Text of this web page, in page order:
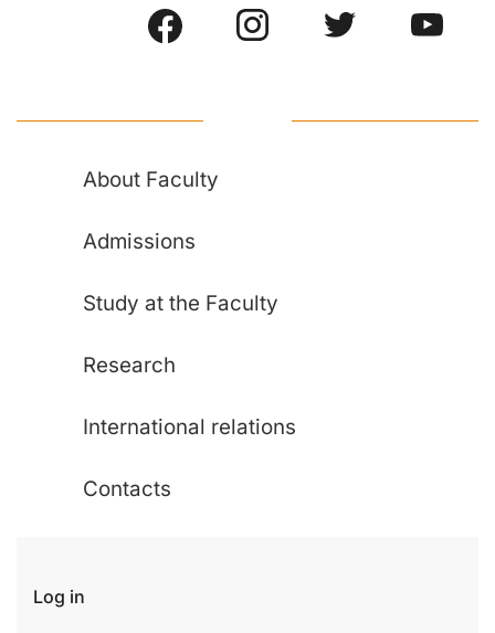
About Faculty
Admissions
Study at the Faculty
Research
International relations
Contacts
Log in